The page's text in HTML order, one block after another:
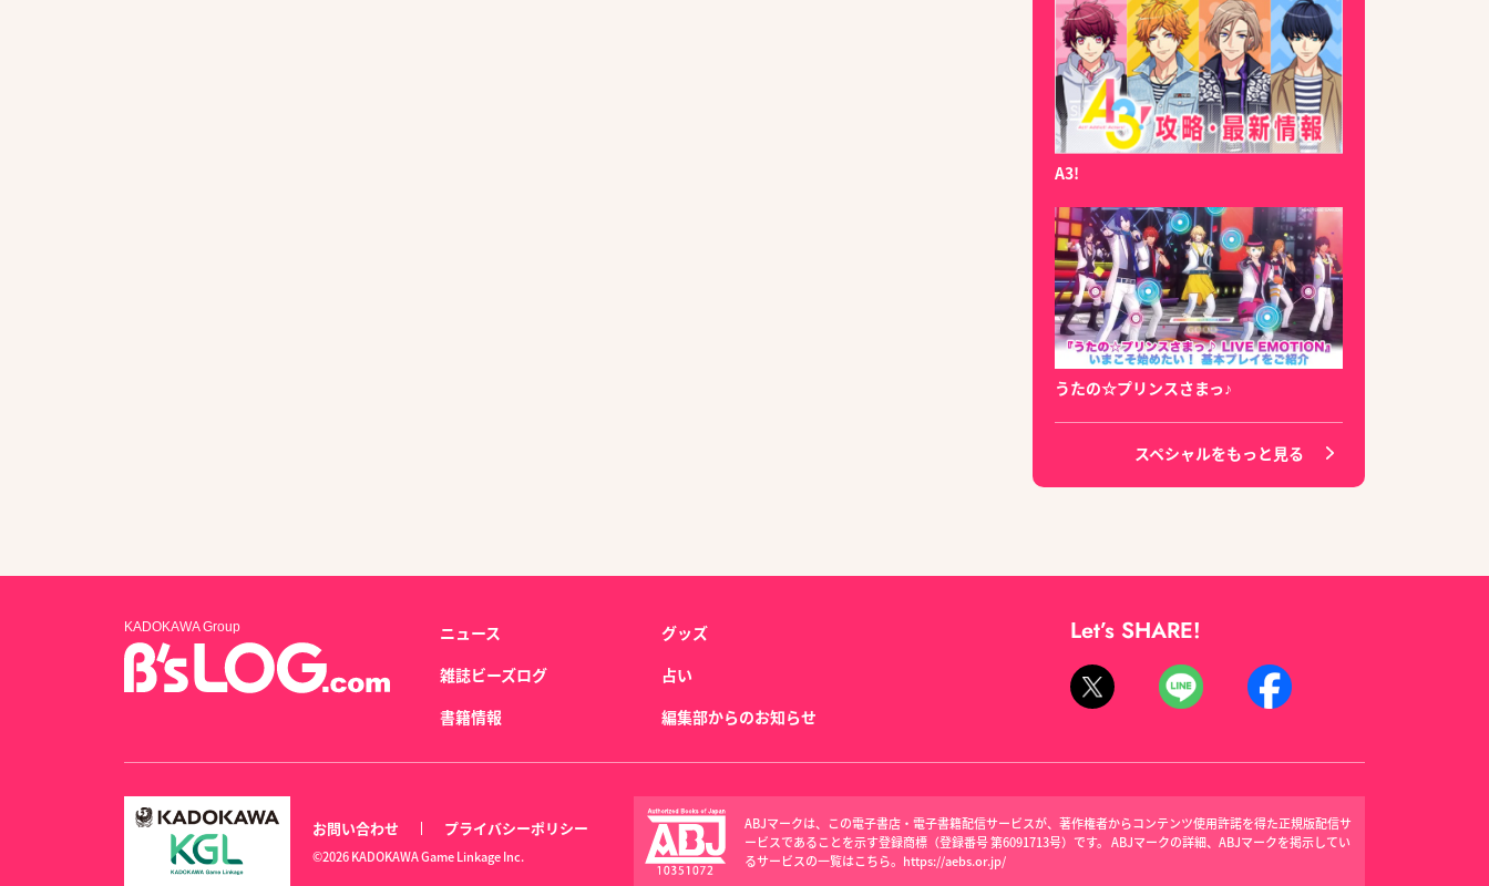
A3!
うたの☆プリンスさまっ♪
スペシャルをもっと見る
KADOKAWA Group
ニュース
雑誌ビーズログ
書籍情報
グッズ
占い
編集部からのお知らせ
Let’s SHARE!
お問い合わせ プライバシーポリシー
©2026 KADOKAWA Game Linkage Inc.
ABJマークは、この電子書店・電子書籍配信サービスが、著作権者からコンテンツ使用許諾を得た正規版配信サ
ービスであることを示す登録商標（登録番号 第6091713号）です。 ABJマークの詳細、ABJマークを掲示してい
るサービスの一覧はこちら。 https://aebs.or.jp/